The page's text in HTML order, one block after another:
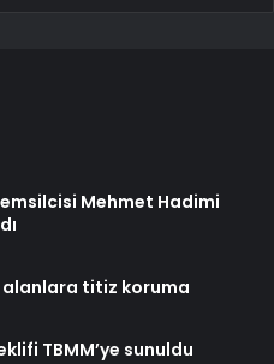
temsilcisi Mehmet Hadimi
alanlara titiz koruma
TBMM’ye sunuldu